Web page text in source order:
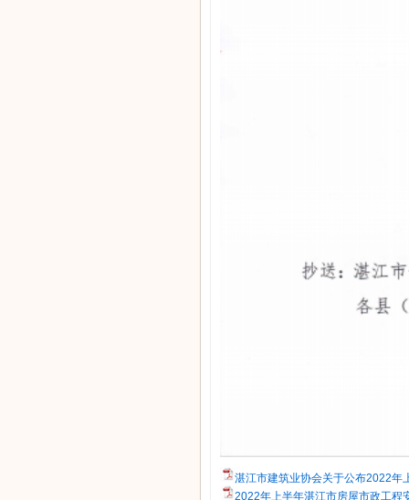
湛江市建筑业协会关于公布2022年
2022年上半年湛江市房屋市政工程